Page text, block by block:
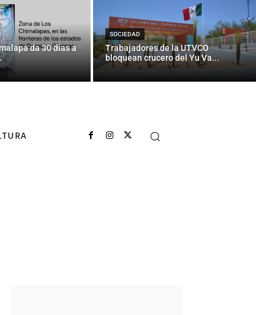
da 30 días a
SOCIEDAD
Trabajadores de la UTVCO
bloquean crucero del Yu Va...